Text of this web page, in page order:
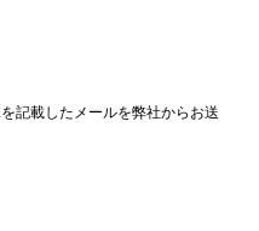
記載したメールを弊社からお送